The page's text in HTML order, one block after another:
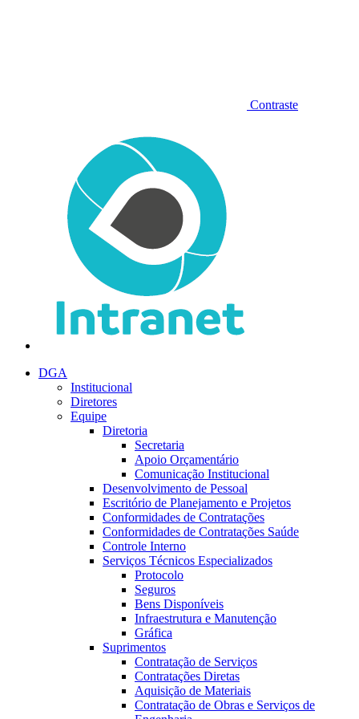
Contraste
DGA
Institucional
Diretores
Equipe
Diretoria
Secretaria
Apoio Orçamentário
Comunicação Institucional
Desenvolvimento de Pessoal
Escritório de Planejamento e Projetos
Conformidades de Contratações
Conformidades de Contratações Saúde
Controle Interno
Serviços Técnicos Especializados
Protocolo
Seguros
Bens Disponíveis
Infraestrutura e Manutenção
Gráfica
Suprimentos
Contratação de Serviços
Contratações Diretas
Aquisição de Materiais
Contratação de Obras e Serviços de